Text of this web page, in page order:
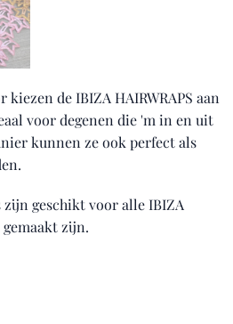
de IBIZA HAIRWRAPS aan
voor degenen die 'm in en uit
kunnen ze ook perfect als
geschikt voor alle IBIZA
zijn.